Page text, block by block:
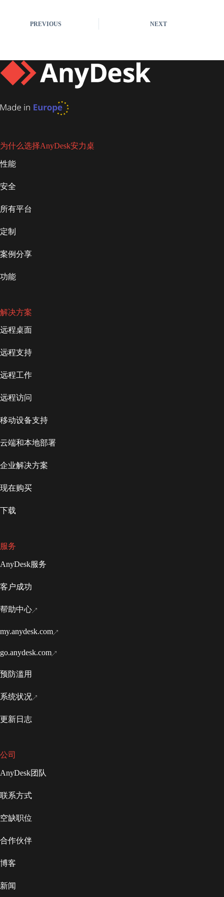
PREVIOUS NEXT
为什么选择AnyDesk安力桌
性能
安全
所有平台
定制
案例分享
功能
解决方案
远程桌面
远程支持
远程工作
远程访问
移动设备支持
云端和本地部署
企业解决方案
现在购买
下载
服务
AnyDesk服务
客户成功
帮助中心
my.anydesk.com
go.anydesk.com
预防滥用
系统状况
更新日志
公司
AnyDesk团队
联系方式
空缺职位
合作伙伴
博客
新闻